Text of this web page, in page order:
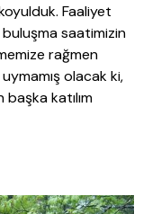
Faaliyet
saatimizin
rağmen
olacak ki,
katılım